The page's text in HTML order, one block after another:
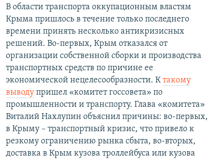
В области транспорта оккупационным властям
Крыма пришлось в течение только последнего
времени принять несколько антикризисных
решений. Во-первых, Крым отказался от
организации собственной сборки и производства
транспортных средств по причине ее
экономической нецелесообразности. Ктакому
выводу пришел «комитет госсовета» по
промышленности и транспорту. Глава «комитета»
Виталий Нахлупин объяснил причины: во-первых,
в Крыму – транспортный кризис, что привело к
резкому ограничению рынка сбыта, во-вторых,
доставка в Крым кузова троллейбуса или кузова